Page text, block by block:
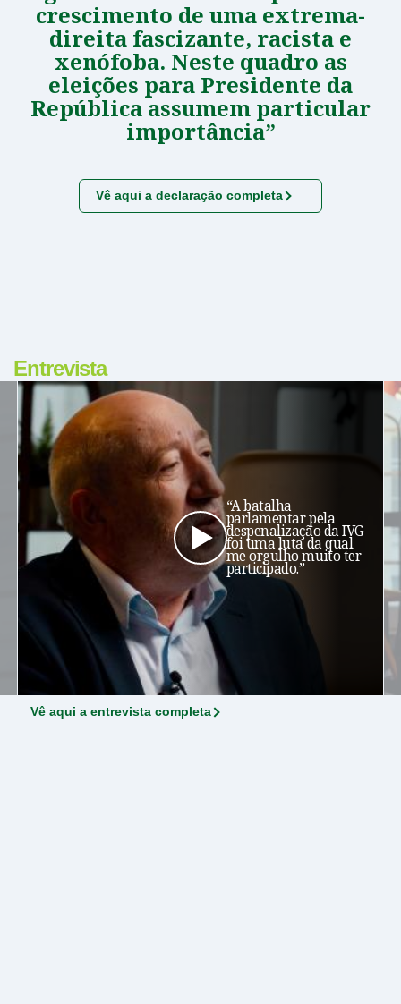
crescimento de uma extrema-
direita fascizante, racista e
xenófoba. Neste quadro as
eleições para Presidente da
República assumem particular
importância”
Vê aqui a declaração completa
Entrevista
“A batalha
parlamentar pela
despenalização da IVG
foi uma luta da qual
me orgulho muito ter
participado.”
Vê aqui a entrevista completa